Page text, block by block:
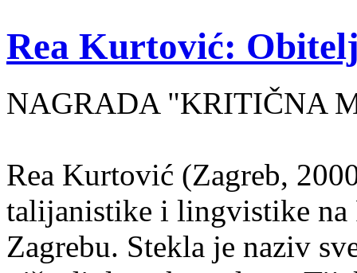
Rea Kurtović:
NAGRADA "KRITIČNA
Rea Kurtović (Zagreb,
talijanistike i lingvistike
Zagrebu. Stekla je naziv